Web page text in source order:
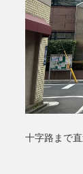
十字路まで直